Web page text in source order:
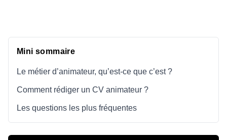
Mini sommaire
Le métier d’animateur, qu’est-ce que c’est ?
Comment rédiger un CV animateur ?
Les questions les plus fréquentes